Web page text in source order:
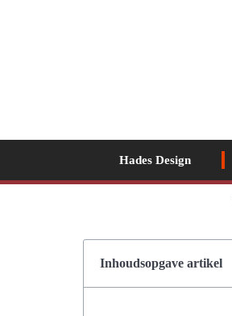
Hades Design
Inhoudsopgave artikel